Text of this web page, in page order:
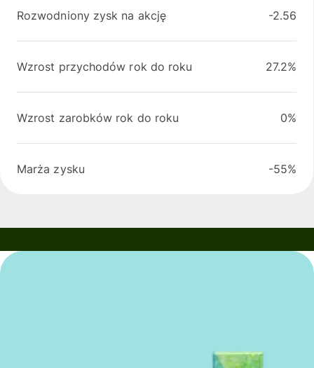
Rozwodniony zysk na akcję -2.56
Wzrost przychodów rok do roku 27.2%
Wzrost zarobków rok do roku 0%
Marża zysku -55%